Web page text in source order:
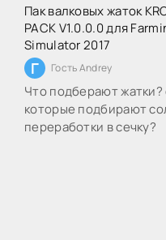
Пак валковых жаток
PACK V1.0.0.0 для
Simulator 2017
Г Гость Andrey
Что подберают жатки?
которые подбирают
переработки в сечку?